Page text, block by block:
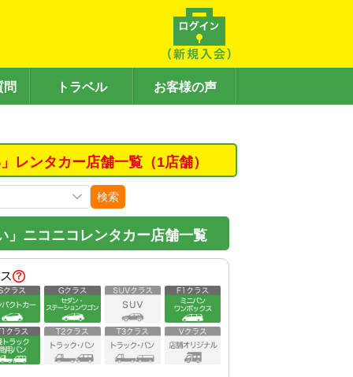
問 トラベル お客様の声
レンタカー店舗一覧（1店舗）
検索
」ニコニコレンタカー店舗一覧